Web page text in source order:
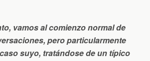
vamos al comienzo normal de
pero particularmente
suyo, tratándose de un típico